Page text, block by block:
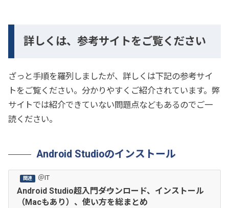
詳しくは、参考サイトをご覧ください
ざっと手順を羅列しましたが、詳しくは下記の参考サイ
トをご覧ください。分かりやすくご紹介されています。弊
サイトでは紹介できていない問題点などもあるのでご一
読ください。
Android Studioのインストール
＠IT
Android Studio超入門――ダウンロード、インストール
（Macもあり）、使い方を総まとめ